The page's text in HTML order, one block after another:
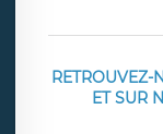
RETROUVEZ-
ET SUR